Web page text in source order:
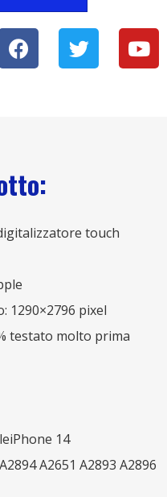
touch
1290×2796 pixel
testato molto prima
14
A2651 A2893 A2896